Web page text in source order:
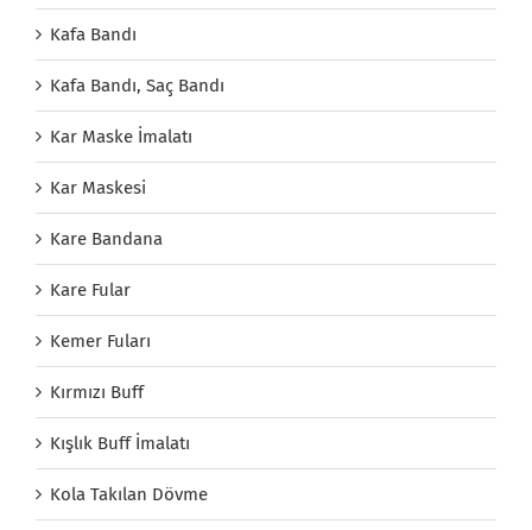
Kafa Bandı
Kafa Bandı, Saç Bandı
Kar Maske İmalatı
Kar Maskesi
Kare Bandana
Kare Fular
Kemer Fuları
Kırmızı Buff
Kışlık Buff İmalatı
Kola Takılan Dövme